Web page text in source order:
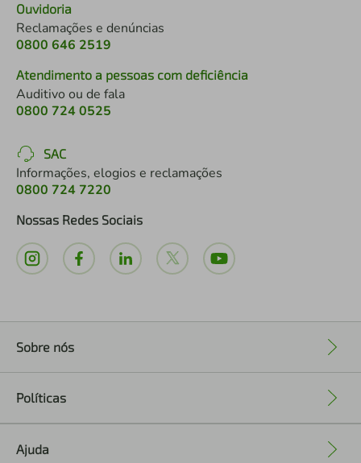
Ouvidoria
Reclamações e denúncias
0800 646 2519
Atendimento a pessoas com deficiência
Auditivo ou de fala
0800 724 0525
SAC
Informações, elogios e reclamações
0800 724 7220
Nossas Redes Sociais
Sobre nós
Políticas
Ajuda